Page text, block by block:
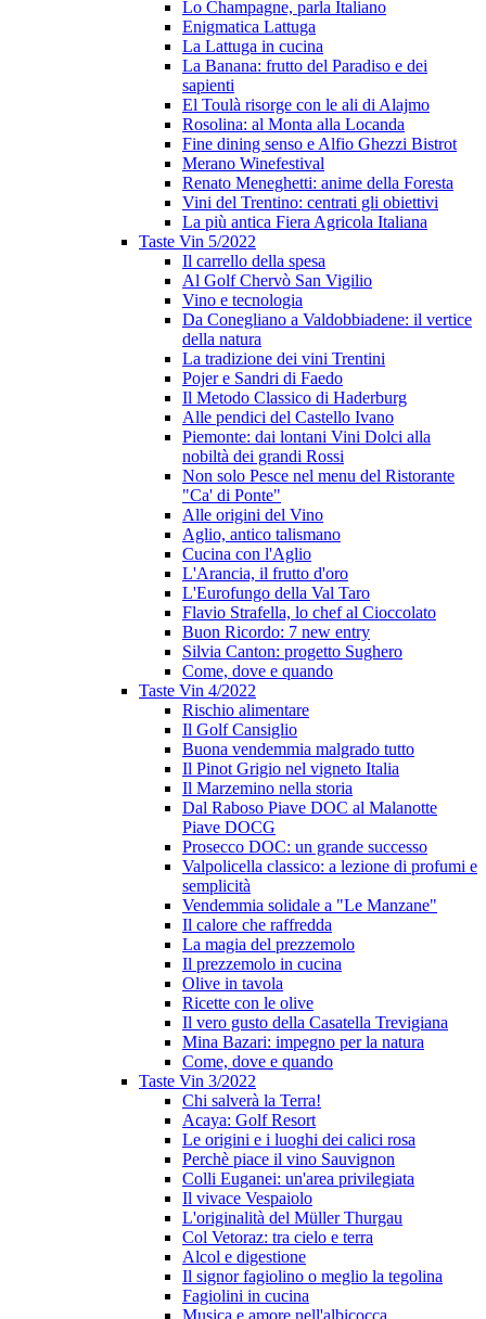
Lo Champagne, parla Italiano
Enigmatica Lattuga
La Lattuga in cucina
La Banana: frutto del Paradiso e dei
sapienti
El Toulà risorge con le ali di Alajmo
Rosolina: al Monta alla Locanda
Fine dining senso e Alfio Ghezzi Bistrot
Merano Winefestival
Renato Meneghetti: anime della Foresta
Vini del Trentino: centrati gli obiettivi
La più antica Fiera Agricola Italiana
Taste Vin 5/2022
Il carrello della spesa
Al Golf Chervò San Vigilio
Vino e tecnologia
Da Conegliano a Valdobbiadene: il vertice
della natura
La tradizione dei vini Trentini
Pojer e Sandri di Faedo
Il Metodo Classico di Haderburg
Alle pendici del Castello Ivano
Piemonte: dai lontani Vini Dolci alla
nobiltà dei grandi Rossi
Non solo Pesce nel menu del Ristorante
"Ca' di Ponte"
Alle origini del Vino
Aglio, antico talismano
Cucina con l'Aglio
L'Arancia, il frutto d'oro
L'Eurofungo della Val Taro
Flavio Strafella, lo chef al Cioccolato
Buon Ricordo: 7 new entry
Silvia Canton: progetto Sughero
Come, dove e quando
Taste Vin 4/2022
Rischio alimentare
Il Golf Cansiglio
Buona vendemmia malgrado tutto
Il Pinot Grigio nel vigneto Italia
Il Marzemino nella storia
Dal Raboso Piave DOC al Malanotte
Piave DOCG
Prosecco DOC: un grande successo
Valpolicella classico: a lezione di profumi e
semplicità
Vendemmia solidale a "Le Manzane"
Il calore che raffredda
La magia del prezzemolo
Il prezzemolo in cucina
Olive in tavola
Ricette con le olive
Il vero gusto della Casatella Trevigiana
Mina Bazari: impegno per la natura
Come, dove e quando
Taste Vin 3/2022
Chi salverà la Terra!
Acaya: Golf Resort
Le origini e i luoghi dei calici rosa
Perchè piace il vino Sauvignon
Colli Euganei: un'area privilegiata
Il vivace Vespaiolo
L'originalità del Müller Thurgau
Col Vetoraz: tra cielo e terra
Alcol e digestione
Il signor fagiolino o meglio la tegolina
Fagiolini in cucina
Musica e amore nell'albicocca